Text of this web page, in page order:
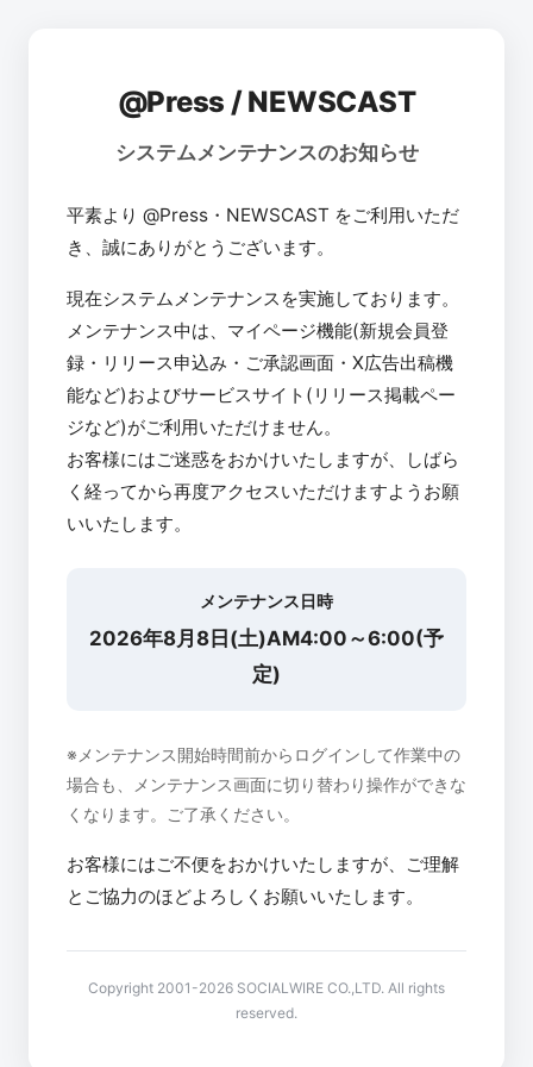
@Press / NEWSCAST
システムメンテナンスのお知らせ
平素より @Press・NEWSCAST をご利用いただ
き、誠にありがとうございます。
現在システムメンテナンスを実施しております。
メンテナンス中は、マイページ機能(新規会員登
録・リリース申込み・ご承認画面・X広告出稿機
能など)およびサービスサイト(リリース掲載ペー
ジなど)がご利用いただけません。
お客様にはご迷惑をおかけいたしますが、しばら
く経ってから再度アクセスいただけますようお願
いいたします。
メンテナンス日時
2026年8月8日(土)AM4:00～6:00(予
定)
※メンテナンス開始時間前からログインして作業中の
場合も、メンテナンス画面に切り替わり操作ができな
くなります。ご了承ください。
お客様にはご不便をおかけいたしますが、ご理解
とご協力のほどよろしくお願いいたします。
Copyright 2001-2026 SOCIALWIRE CO.,LTD. All rights
reserved.